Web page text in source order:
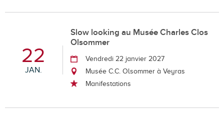
22
JAN.
Slow looking au Musée Charles Clos
Olsommer
Vendredi 22 janvier 2027
Musée C.C. Olsommer à Veyras
Manifestations